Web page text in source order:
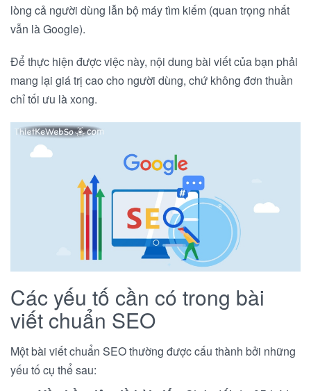
lòng cả người dùng lẫn bộ máy tìm kiếm (quan trọng nhất
vẫn là Google).
Để thực hiện được việc này, nội dung bài viết của bạn phải
mang lại giá trị cao cho người dùng, chứ không đơn thuần
chỉ tối ưu là xong.
Các yếu tố cần có trong bài
viết chuẩn SEO
Một bài viết chuẩn SEO thường được cấu thành bởi những
yếu tố cụ thể sau: